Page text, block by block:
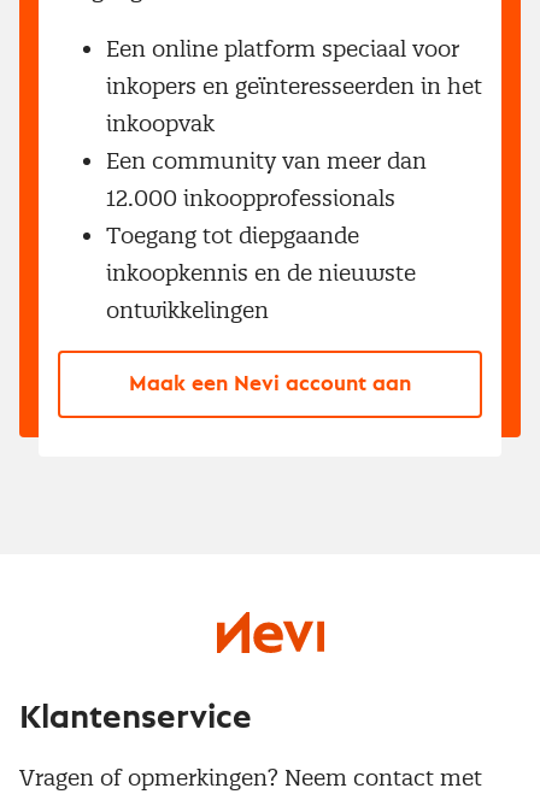
Een online platform speciaal voor
inkopers en geïnteresseerden in het
inkoopvak
Een community van meer dan
12.000 inkoopprofessionals
Toegang tot diepgaande
inkoopkennis en de nieuwste
ontwikkelingen
Maak een Nevi account aan
Klantenservice
Vragen of opmerkingen? Neem contact met